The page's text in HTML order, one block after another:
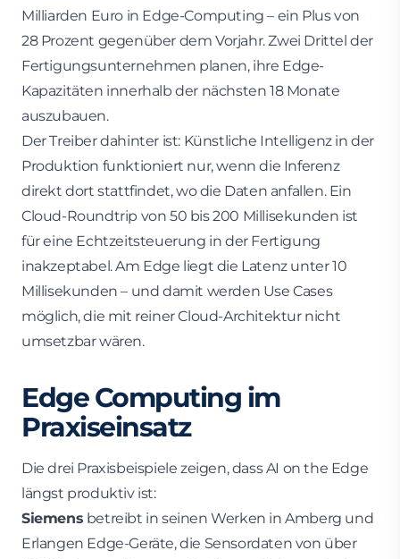
Milliarden Euro in Edge-Computing – ein Plus von
28 Prozent gegenüber dem Vorjahr. Zwei Drittel der
Fertigungsunternehmen planen, ihre Edge-
Kapazitäten innerhalb der nächsten 18 Monate
auszubauen.
Der Treiber dahinter ist: Künstliche Intelligenz in der
Produktion funktioniert nur, wenn die Inferenz
direkt dort stattfindet, wo die Daten anfallen. Ein
Cloud-Roundtrip von 50 bis 200 Millisekunden ist
für eine Echtzeitsteuerung in der Fertigung
inakzeptabel. Am Edge liegt die Latenz unter 10
Millisekunden – und damit werden Use Cases
möglich, die mit reiner Cloud-Architektur nicht
umsetzbar wären.
Edge Computing im
Praxiseinsatz
Die drei Praxisbeispiele zeigen, dass AI on the Edge
längst produktiv ist:
Siemens betreibt in seinen Werken in Amberg und
Erlangen Edge-Geräte, die Sensordaten von über